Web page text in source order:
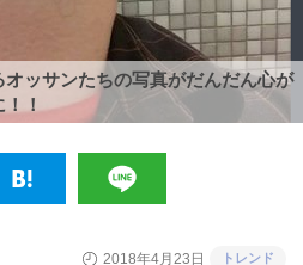
オッサンたちの写真がだんだん心が
！
2018年4月23日 トレンド